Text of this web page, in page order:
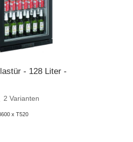
- 128 Liter -
2 Varianten
x T520